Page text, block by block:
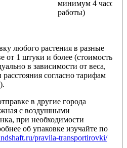
минимум 4 часов
работы)
любого растения в разные
от 1 штуки и более (стоимость
в зависимости от веса,
расстояния согласно тарифам
в другие города
с воздушными
при необходимости
об упаковке изучайте по
pravila-transportirovki/